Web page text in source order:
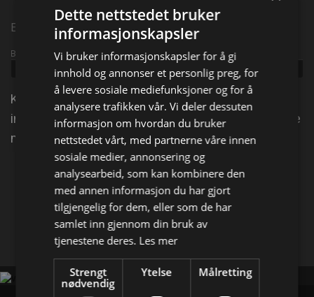
Episode 4
Broadcast info
2023
Kirstie og Phil er i Chippenham. Tim og Sonia flyttet
inn i Tims barndomshjem for åtte år siden for å pleie
moren hans, men nå har moren nylig gått bort.
Facebook X
Dette nettstedet bruker
informasjonskapsler
Vi bruker informasjonskapsler for å gi
innhold og annonser et personlig preg, for
å levere sosiale mediefunksjoner og for å
analysere trafikken vår. Vi deler dessuten
informasjon om hvordan du bruker
nettstedet vårt, med partnerne våre innen
sosiale medier, annonsering og
analysearbeid, som kan kombinere den
med annen informasjon du har gjort
tilgjengelig for dem, eller som de har
samlet inn gjennom din bruk av
tjenestene deres. Les mer
Strengt
nødvendig
Ytelse Målretting